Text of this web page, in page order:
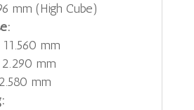
mm (High Cube)
mm
mm
mm